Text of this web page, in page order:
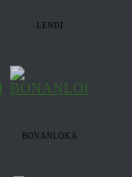
LENDI
BONANLOKA